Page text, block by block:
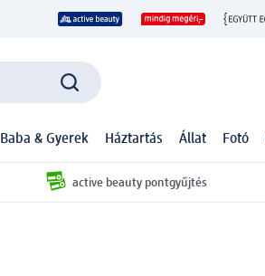
Baba & Gyerek Háztartás Állat Fotó
active beauty pontgyűjtés